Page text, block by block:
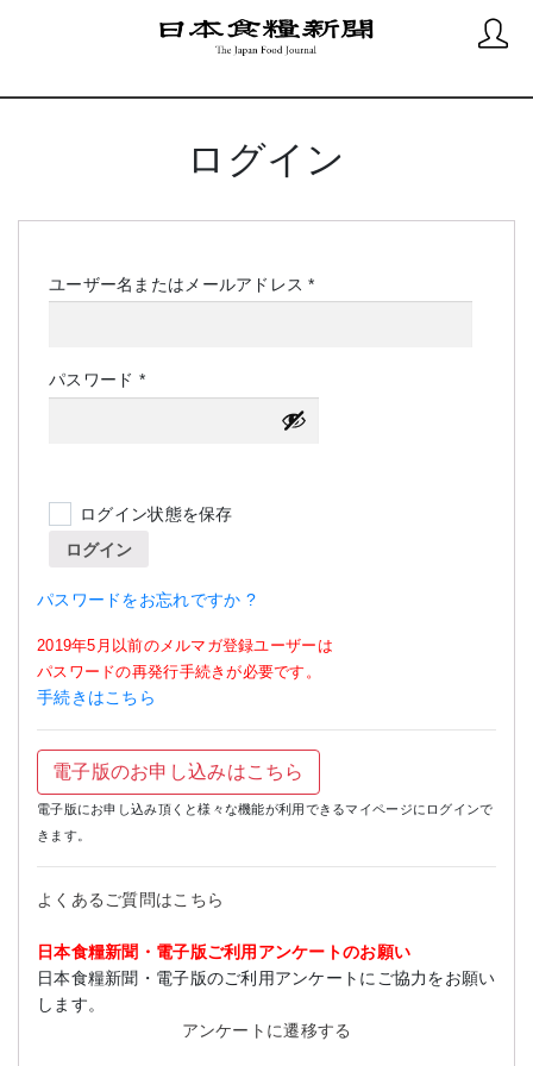
ログイン
ユーザー名またはメールアドレス*必
パスワード *必
須
ログイン状態を保存
ログイン
パスワードをお忘れですか ?
2019年5月以前のメルマガ登録ユーザーは
パスワードの再発行手続きが必要です。
手続きはこちら
電子版のお申し込みはこちら
電子版にお申し込み頂くと様々な機能が利用できるマイページにログインで
きます。
よくあるご質問はこちら
日本食糧新聞・電子版ご利用アンケートのお願い
日本食糧新聞・電子版のご利用アンケートにご協力をお願い
します。
アンケートに遷移する